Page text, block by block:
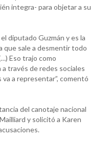
integra- para objetar a su
diputado Guzmán y es la
que sale a desmentir todo
Eso trajo como
través de redes sociales
a representar”, comentó
del canotaje nacional
y solicitó a Karen